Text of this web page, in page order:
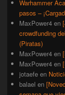
Warhammer
pasos –
MaxPower4 en
crowdfunding
(Piratas)
MaxPower4 en
MaxPower4 en
jotaefe en
balael en